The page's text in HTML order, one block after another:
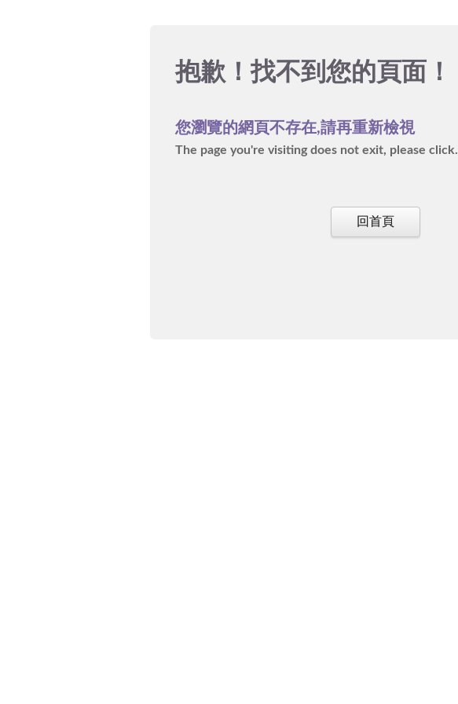
抱歉！找不到您的頁面！
您瀏覽的網頁不存在,請再重新檢視
The page you're visiting does not exit, please click.
回首頁